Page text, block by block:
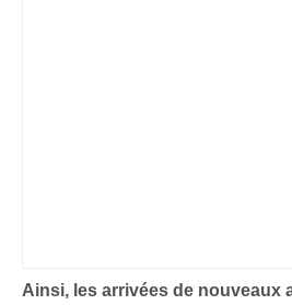
Ainsi, les arrivées de nouveaux